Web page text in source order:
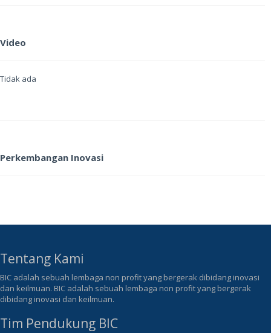
Video
Tidak ada
Perkembangan Inovasi
Tentang Kami
BIC adalah sebuah lembaga non profit yang bergerak dibidang inovasi
dan keilmuan. BIC adalah sebuah lembaga non profit yang bergerak
dibidang inovasi dan keilmuan.
Tim Pendukung BIC